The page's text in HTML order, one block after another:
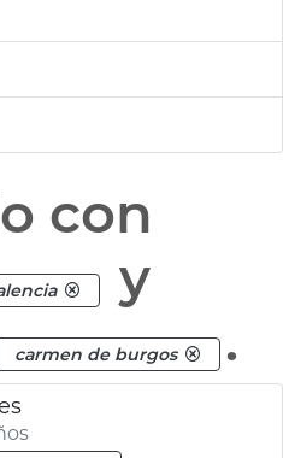
con
y
carmen de burgos .